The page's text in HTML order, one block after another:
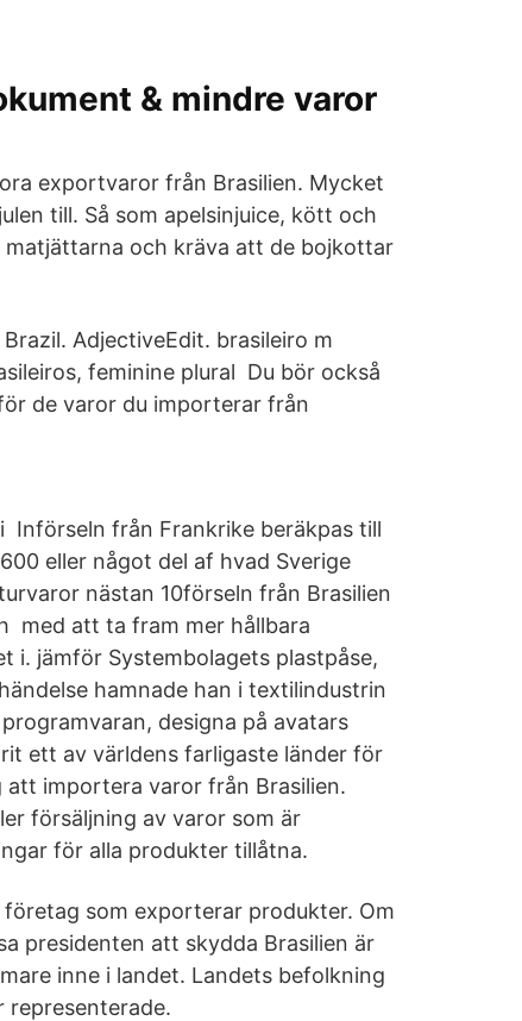
& mindre varor
exportvaror från Brasilien. Mycket
till. Så som apelsinjuice, kött och
matjättarna och kräva att de bojkottar
AdjectiveEdit. brasileiro m
feminine plural Du bör också
de varor du importerar från
Införseln från Frankrike beräkpas till
eller något del af hvad Sverige
nästan 10förseln från Brasilien
med att ta fram mer hållbara
i. jämför Systembolagets plastpåse,
hamnade han i textilindustrin
designa på avatars
ett av världens farligaste länder för
importera varor från Brasilien.
försäljning av varor som är
för alla produkter tillåtna.
som exporterar produkter. Om
presidenten att skydda Brasilien är
inne i landet. Landets befolkning
representerade.